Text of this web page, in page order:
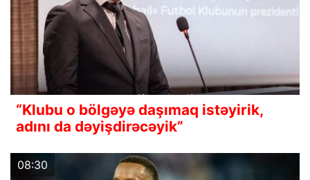
“Klubu o bölgəyə daşımaq istəyirik,
adını da dəyişdirəcəyik”
08:30